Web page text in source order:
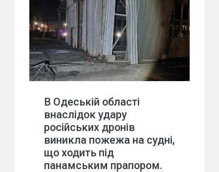
В Одеській області
внаслідок удару
російських дронів
виникла пожежа на судні,
що ходить під
панамським прапором.